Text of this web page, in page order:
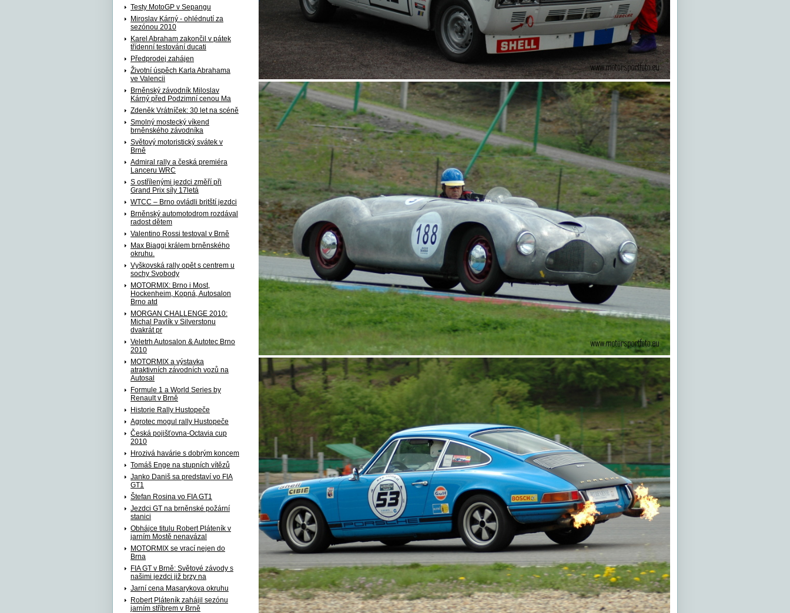
Testy MotoGP v Sepangu
Miroslav Kárný - ohlédnutí za
sezónou 2010
Karel Abraham zakončil v pátek
třídenní testování ducati
Předprodej zahájen
Životní úspěch Karla Abrahama
ve Valencii
Brněnský závodník Miloslav
Kárný před Podzimní cenou Ma
Zdeněk Vrátníček: 30 let na scéně
Smolný mostecký víkend
brněnského závodníka
Světový motoristický svátek v
Brně
Admiral rally a česká premiéra
Lanceru WRC
S ostřílenými jezdci změří při
Grand Prix síly 17letá
WTCC – Brno ovládli britští jezdci
Brněnský automotodrom rozdával
radost dětem
Valentino Rossi testoval v Brně
Max Biaggi králem brněnského
okruhu.
Vyškovská rally opět s centrem u
sochy Svobody
MOTORMIX: Brno i Most,
Hockenheim, Kopná, Autosalon
Brno atd
MORGAN CHALLENGE 2010:
Michal Pavlík v Silverstonu
dvakrát pr
Veletrh Autosalon & Autotec Brno
2010
MOTORMIX a výstavka
atraktivních závodních vozů na
Autosal
Formule 1 a World Series by
Renault v Brně
Historie Rally Hustopeče
Agrotec mogul rally Hustopeče
Česká pojišťovna-Octavia cup
2010
Hrozivá havárie s dobrým koncem
Tomáš Enge na stupních vítězů
Janko Daniš sa predstaví vo FIA
GT1
Štefan Rosina vo FIA GT1
Jezdci GT na brněnské požární
stanici
Obhájce titulu Robert Pláteník v
jarním Mostě nenavázal
MOTORMIX se vrací nejen do
Brna
FIA GT v Brně: Světové závody s
našimi jezdci již brzy na
Jarní cena Masarykova okruhu
Robert Pláteník zahájil sezónu
jarním stříbrem v Brně